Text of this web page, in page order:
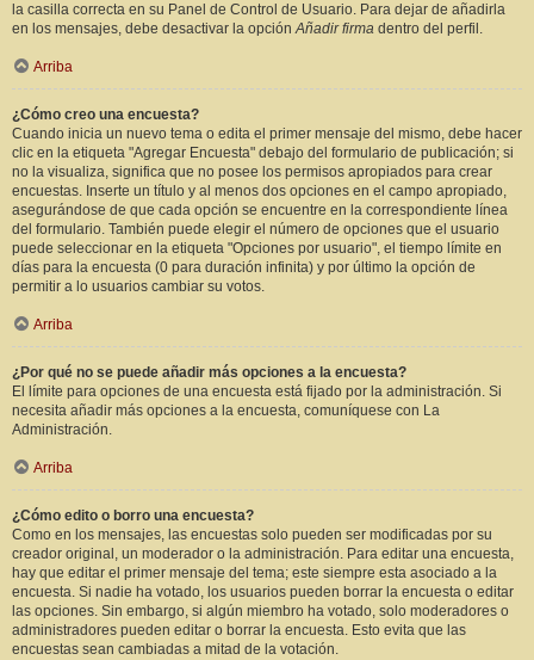
la casilla correcta en su Panel de Control de Usuario. Para dejar de añadirla
en los mensajes, debe desactivar la opciónAñadir firma dentro del perfil.
Arriba
¿Cómo creo una encuesta?
Cuando inicia un nuevo tema o edita el primer mensaje del mismo, debe hacer
clic en la etiqueta "Agregar Encuesta" debajo del formulario de publicación; si
no la visualiza, significa que no posee los permisos apropiados para crear
encuestas. Inserte un título y al menos dos opciones en el campo apropiado,
asegurándose de que cada opción se encuentre en la correspondiente línea
del formulario. También puede elegir el número de opciones que el usuario
puede seleccionar en la etiqueta "Opciones por usuario", el tiempo límite en
días para la encuesta (0 para duración infinita) y por último la opción de
permitir a lo usuarios cambiar su votos.
Arriba
¿Por qué no se puede añadir más opciones a la encuesta?
El límite para opciones de una encuesta está fijado por la administración. Si
necesita añadir más opciones a la encuesta, comuníquese con La
Administración.
Arriba
¿Cómo edito o borro una encuesta?
Como en los mensajes, las encuestas solo pueden ser modificadas por su
creador original, un moderador o la administración. Para editar una encuesta,
hay que editar el primer mensaje del tema; este siempre esta asociado a la
encuesta. Si nadie ha votado, los usuarios pueden borrar la encuesta o editar
las opciones. Sin embargo, si algún miembro ha votado, solo moderadores o
administradores pueden editar o borrar la encuesta. Esto evita que las
encuestas sean cambiadas a mitad de la votación.